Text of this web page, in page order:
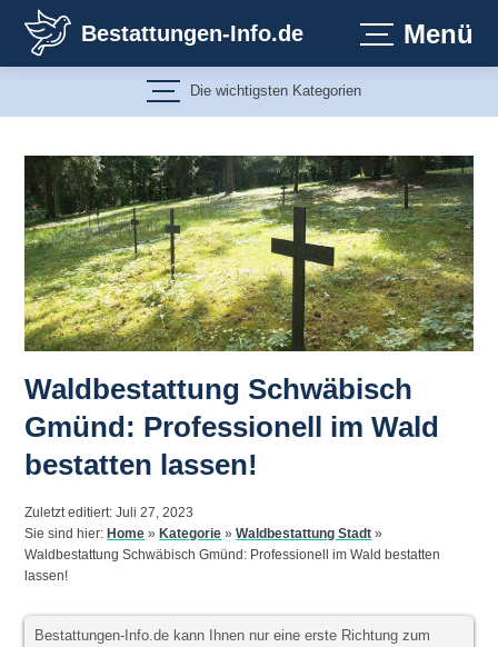
Inhalt
springen
Bestattungen-Info.de Menü
Die wichtigsten Kategorien
Waldbestattung Schwäbisch
Gmünd: Professionell im Wald
bestatten lassen!
Zuletzt editiert: Juli 27, 2023
Sie sind hier:Home »Kategorie »Waldbestattung Stadt »
Waldbestattung Schwäbisch Gmünd: Professionell im Wald bestatten
lassen!
Bestattungen-Info.de kann Ihnen nur eine erste Richtung zum